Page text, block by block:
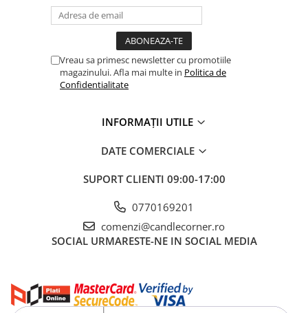
Vreau sa primesc newsletter cu promotiile
magazinului. Afla mai multe in Politica de
Confidentialitate
INFORMAȚII UTILE
DATE COMERCIALE
SUPORT CLIENTI 09:00-17:00
0770169201
comenzi@candlecorner.ro
SOCIAL URMARESTE-NE IN SOCIAL MEDIA